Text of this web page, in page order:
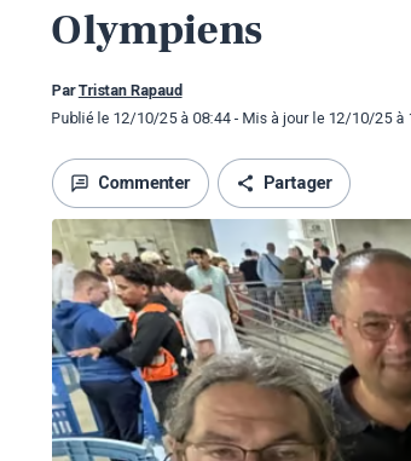
Article de la Provence du 12
octobre 2025
AperçuVous pouvez consulter
l’article complet paru dans LA
PROVENCE :…